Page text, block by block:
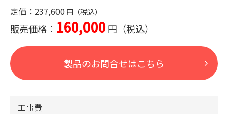
定価：237,600
販売価格： 160,000
製品のお問合せはこちら
工事費